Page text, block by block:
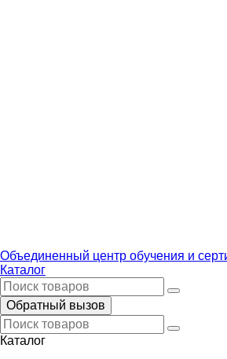
Объединенный центр обучения и
Каталог
Обратный вызов
Каталог